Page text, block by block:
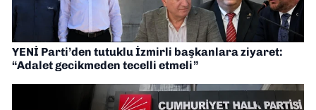
YENİ Parti’den tutuklu İzmirli başkanlara ziyaret:
“Adalet gecikmeden tecelli etmeli”